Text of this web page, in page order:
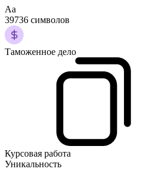
Аа
39736 символов
Таможенное дело
Курсовая работа
Уникальность